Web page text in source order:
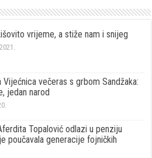
vrijeme, a stiže nam i snijeg
Vijećnica večeras s grbom Sandžaka:
jedan narod
Topalović odlazi u penziju
poučavala generacije fojničkih